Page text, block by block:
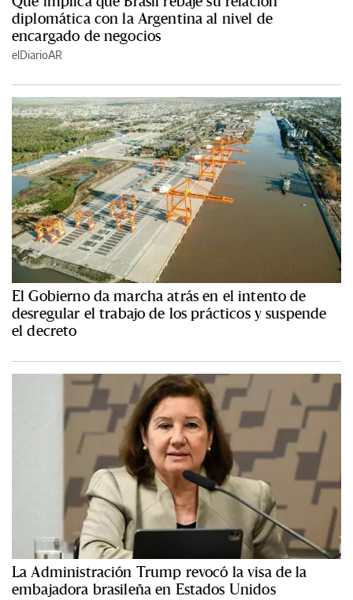
diplomática con la Argentina al nivel de
encargado de negocios
elDiarioAR
El Gobierno da marcha atrás en el intento de
desregular el trabajo de los prácticos y suspende
el decreto
La Administración Trump revocó la visa de la
embajadora brasileña en Estados Unidos